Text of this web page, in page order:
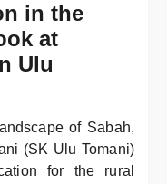
in the
at
Ulu
of Sabah,
(SK Ulu Tomani)
for the rural